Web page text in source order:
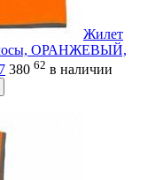
Жилет
ОРАНЖЕВЫЙ,
380 62 в наличии